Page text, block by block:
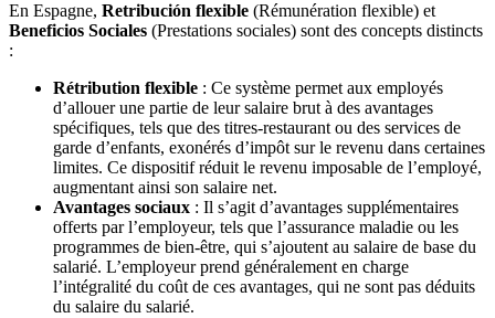
En Espagne, Retribución flexible (Rémunération flexible) et
Beneficios Sociales (Prestations sociales) sont des concepts distincts
:
Rétribution flexible : Ce système permet aux employés
d’allouer une partie de leur salaire brut à des avantages
spécifiques, tels que des titres-restaurant ou des services de
garde d’enfants, exonérés d’impôt sur le revenu dans certaines
limites. Ce dispositif réduit le revenu imposable de l’employé,
augmentant ainsi son salaire net.
Avantages sociaux : Il s’agit d’avantages supplémentaires
offerts par l’employeur, tels que l’assurance maladie ou les
programmes de bien-être, qui s’ajoutent au salaire de base du
salarié. L’employeur prend généralement en charge
l’intégralité du coût de ces avantages, qui ne sont pas déduits
du salaire du salarié.